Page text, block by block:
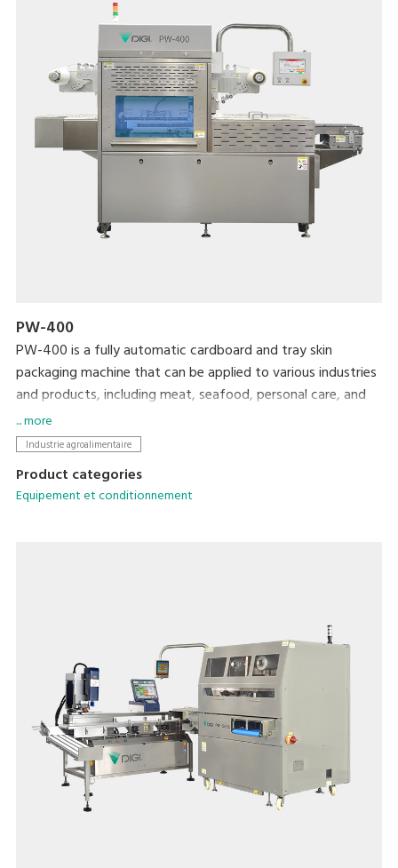
PW-400
PW-400 is a fully automatic cardboard and tray skin
packaging machine that can be applied to various industries
and products, including meat, seafood, personal care, and
daily chemical products.
... more
Industrie agroalimentaire
Product categories
Equipement et conditionnement